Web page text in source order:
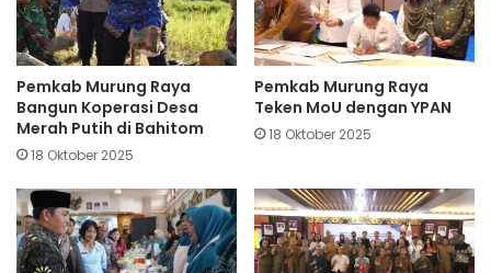
Pemkab Murung Raya
Bangun Koperasi Desa
Merah Putih di Bahitom
18 Oktober 2025
Pemkab Murung Raya
Teken MoU dengan YPAN
18 Oktober 2025